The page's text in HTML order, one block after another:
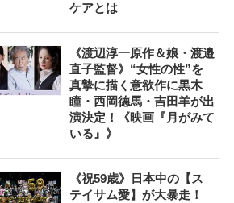
ケアとは
《渡辺淳一原作＆娘・渡邉
直子監督》“女性の性”を
真摯に描く意欲作に黒木
瞳・西岡德馬・吉田羊が出
演決定！《映画『月がみて
いる』》
《祝59歳》日本中の【ス
テイサム愛】が大暴走！